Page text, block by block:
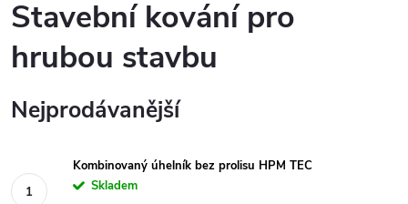
Stavební kování pro
hrubou stavbu
Nejprodávanější
Kombinovaný úhelník bez prolisu HPM TEC
Skladem